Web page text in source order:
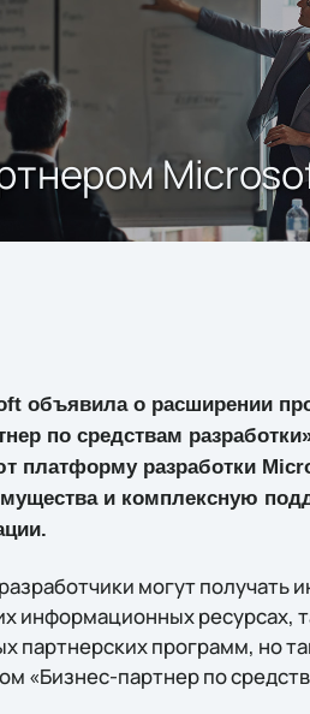
объявила о расширении
по средствам
платформу разработки
и комплексную
могут
информационных ресурсах,
партнерских программ, но
«Бизнес-партнер по